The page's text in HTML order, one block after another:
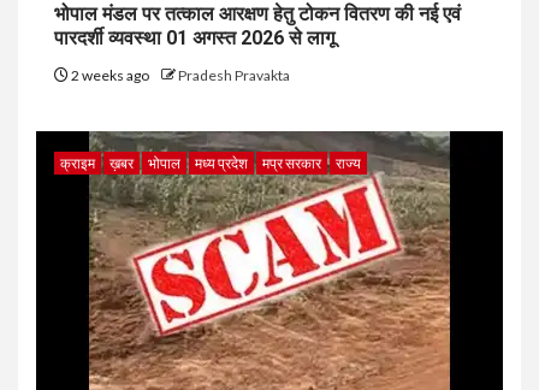
भोपाल मंडल पर तत्काल आरक्षण हेतु टोकन वितरण की नई एवं
पारदर्शी व्यवस्था 01 अगस्त 2026 से लागू
2 weeks ago Pradesh Pravakta
क्राइम ख़बर भोपाल मध्य प्रदेश मप्र सरकार राज्य